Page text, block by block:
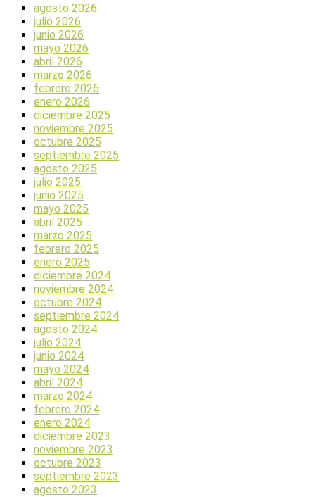
agosto 2026
julio 2026
junio 2026
mayo 2026
abril 2026
marzo 2026
febrero 2026
enero 2026
diciembre 2025
noviembre 2025
octubre 2025
septiembre 2025
agosto 2025
julio 2025
junio 2025
mayo 2025
abril 2025
marzo 2025
febrero 2025
enero 2025
diciembre 2024
noviembre 2024
octubre 2024
septiembre 2024
agosto 2024
julio 2024
junio 2024
mayo 2024
abril 2024
marzo 2024
febrero 2024
enero 2024
diciembre 2023
noviembre 2023
octubre 2023
septiembre 2023
agosto 2023